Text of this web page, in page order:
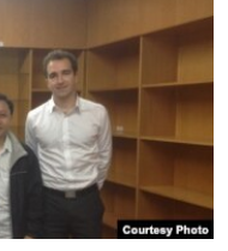
MỸ: QUÁ KHỨ VÀ HIỆN
GAZA